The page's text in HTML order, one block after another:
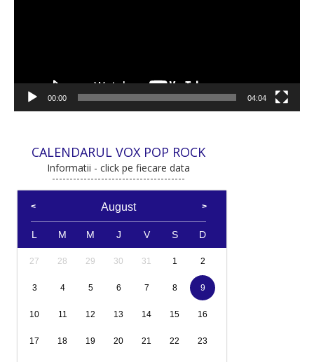
00:00 04:04
CALENDARUL VOX POP ROCK
Informatii - click pe fiecare data
August
L M M J V S D
27 28 29 30 31 1 2
3 4 5 6 7 8 9
10 11 12 13 14 15 16
17 18 19 20 21 22 23